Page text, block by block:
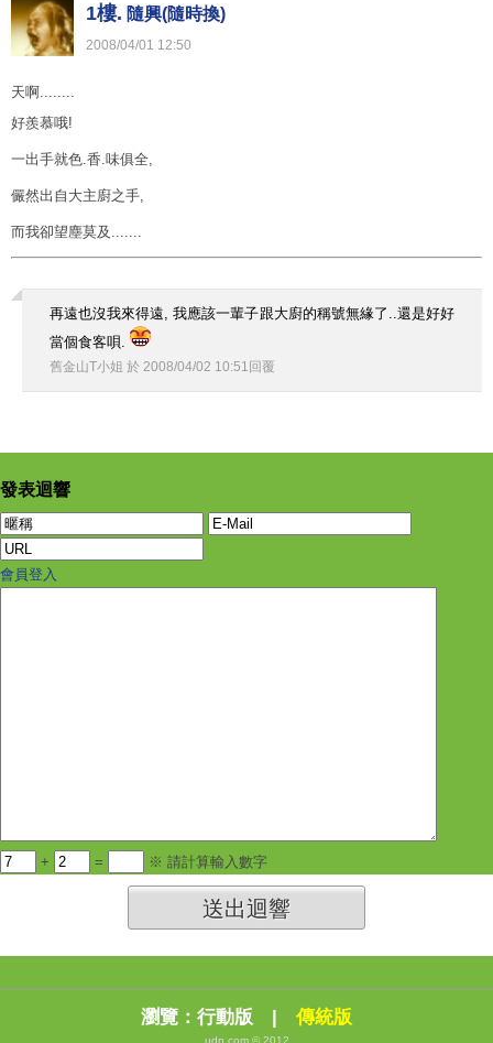
1樓. 隨興(隨時換)
2008/04/01 12:50
天啊........
好羨慕哦!
一出手就色.香.味俱全,
儼然出自大主廚之手,
而我卻望塵莫及.......
再遠也沒我來得遠, 我應該一輩子跟大廚的稱號無緣了..還是好好
當個食客唄.
舊金山T小姐 於 2008/04/02 10:51回覆
發表迴響
會員登入
+ = ※ 請計算輸入數字
送出迴響
瀏覽： 行動版 | 傳統版
udn.com © 2012